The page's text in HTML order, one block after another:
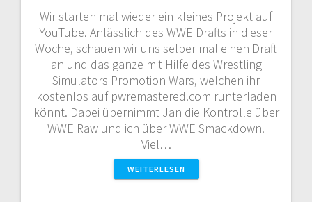
Wir starten mal wieder ein kleines Projekt auf
YouTube. Anlässlich des WWE Drafts in dieser
Woche, schauen wir uns selber mal einen Draft
an und das ganze mit Hilfe des Wrestling
Simulators Promotion Wars, welchen ihr
kostenlos auf pwremastered.com runterladen
könnt. Dabei übernimmt Jan die Kontrolle über
WWE Raw und ich über WWE Smackdown.
Viel…
WEITERLESEN